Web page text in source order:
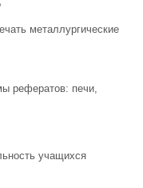
металлургические
рефератов: печи,
учащихся